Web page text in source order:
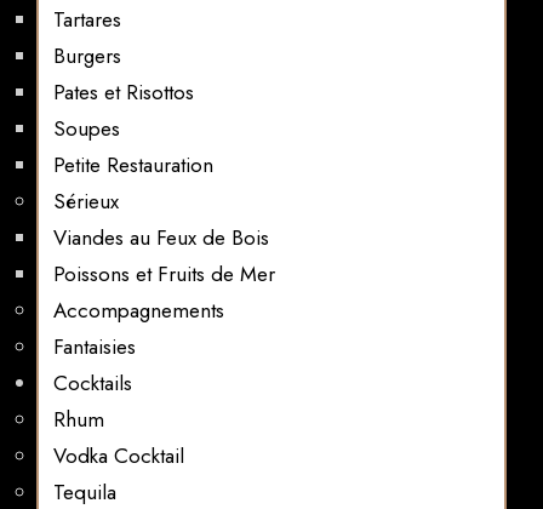
Tartares
Burgers
Pates et Risottos
Soupes
Petite Restauration
Sérieux
Viandes au Feux de Bois
Poissons et Fruits de Mer
Accompagnements
Fantaisies
Cocktails
Rhum
Vodka Cocktail
Tequila